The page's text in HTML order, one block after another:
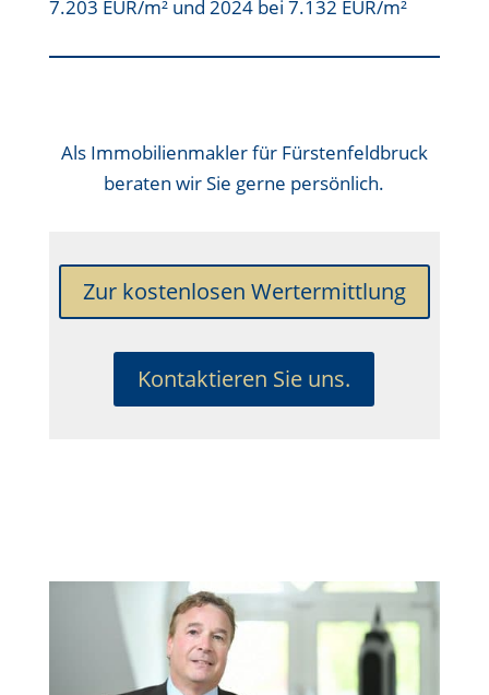
7.203 EUR/m² und 2024 bei 7.132 EUR/m²
Als Immobilienmakler für Fürstenfeldbruck
beraten wir Sie gerne persönlich.
Zur kostenlosen Wertermittlung
Kontaktieren Sie uns.